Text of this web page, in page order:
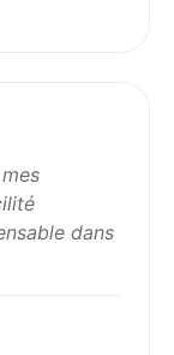
dans